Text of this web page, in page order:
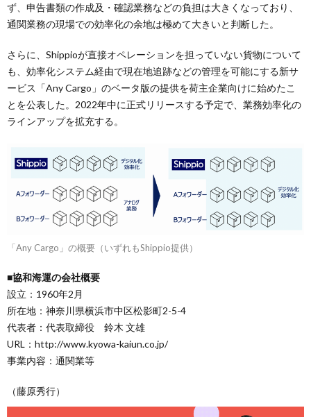
ず、申告書類の作成及・確認業務などの負担は大きくなっており、
通関業務の現場での効率化の余地は極めて大きいと判断した。
さらに、Shippioが直接オペレーションを担っていない貨物について
も、効率化システム経由で現在地追跡などの管理を可能にする新サ
ービス「Any Cargo」のベータ版の提供を荷主企業向けに始めたこ
とを公表した。2022年中に正式リリースする予定で、業務効率化の
ラインアップを拡充する。
「Any Cargo」の概要（いずれもShippio提供）
■協和海運の会社概要
設立：1960年2月
所在地：神奈川県横浜市中区松影町2-5-4
代表者：代表取締役 鈴木 文雄
URL：http://www.kyowa-kaiun.co.jp/
事業内容：通関業等
（藤原秀行）